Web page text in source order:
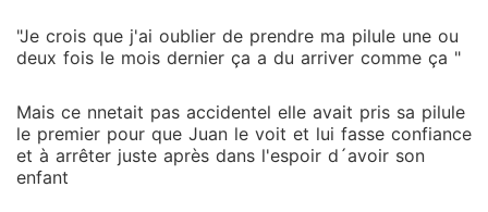
"Je crois que j'ai oublier de prendre ma pilule une ou
deux fois le mois dernier ça a du arriver comme ça "
Mais ce nnetait pas accidentel elle avait pris sa pilule
le premier pour que Juan le voit et lui fasse confiance
et à arrêter juste après dans l'espoir d´avoir son
enfant